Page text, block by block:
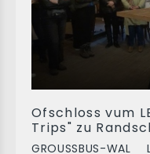
Ofschloss vum
Trips" zu
GROUSSBUS-WAL